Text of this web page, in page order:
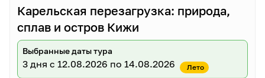
Карельская перезагрузка: природа,
сплав и остров Кижи
Выбранные даты тура
3 дня с 12.08.2026 по 14.08.2026 Лето